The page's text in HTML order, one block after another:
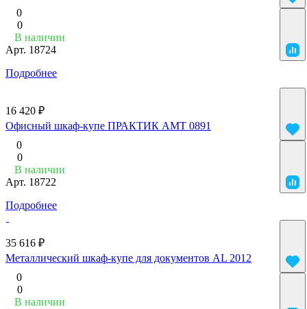
0
0
В наличии
Арт. 18724
Подробнее
16 420 ₽
Офисный шкаф-купе ПРАКТИК AMT 0891
0
0
В наличии
Арт. 18722
Подробнее
35 616 ₽
Металлический шкаф-купе для документов AL 2012
0
0
В наличии